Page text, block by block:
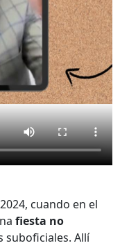
cuando en el
fiesta no
suboficiales. Allí